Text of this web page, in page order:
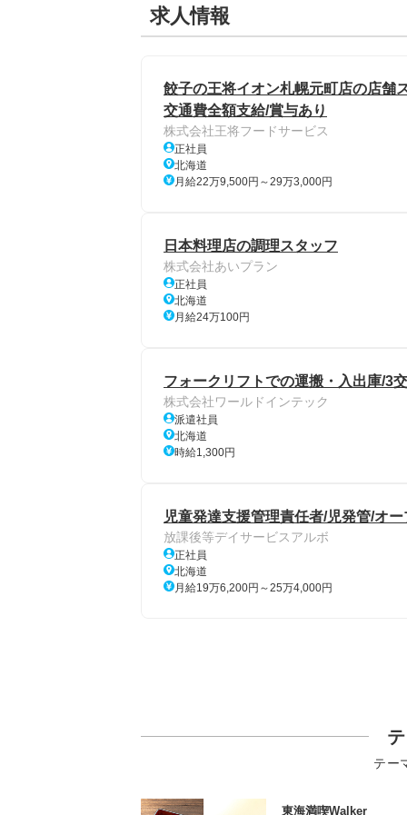
求人情報
餃子の王将イオン札幌元町店の店舗
交通費全額支給/賞与あり
株式会社王将フードサービス
正社員
北海道
月給22万9,500円～29万3,000円
日本料理店の調理スタッフ
株式会社あいプラン
正社員
北海道
月給24万100円
フォークリフトでの運搬・入出庫/3
株式会社ワールドインテック
派遣社員
北海道
時給1,300円
児童発達支援管理責任者/児発管/オ
放課後等デイサービスアルボ
正社員
北海道
月給19万6,200円～25万4,000円
テー
東海満喫Walker